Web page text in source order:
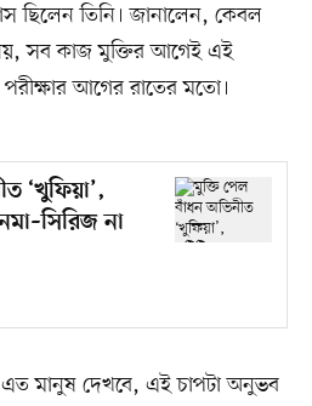
ছিলেন তিনি। জানালেন, কেবল
নয়, সব কাজ মুক্তির আগেই এই
আগের রাতের মতো।
‘খুফিয়া’,
না
মানুষ দেখবে, এই চাপটা অনুভব